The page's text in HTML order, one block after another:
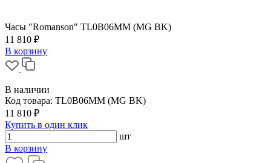
Часы "Romanson" TL0B06MM (MG BK)
11 810 ₽
В корзину
В наличии
Код товара: TL0B06MM (MG BK)
11 810 ₽
Купить в один клик
шт
В корзину